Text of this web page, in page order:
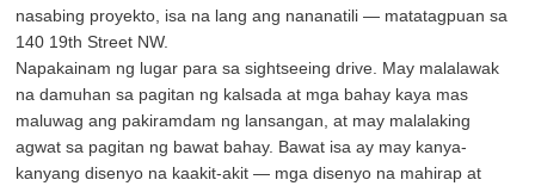
nasabing proyekto, isa na lang ang nananatili — matatagpuan sa
140 19th Street NW.
Napakainam ng lugar para sa sightseeing drive. May malalawak
na damuhan sa pagitan ng kalsada at mga bahay kaya mas
maluwag ang pakiramdam ng lansangan, at may malalaking
agwat sa pagitan ng bawat bahay. Bawat isa ay may kanya-
kanyang disenyo na kaakit-akit — mga disenyo na mahirap at